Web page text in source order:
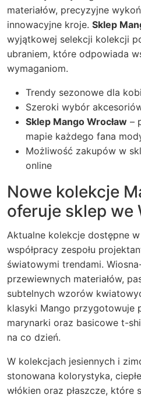
materiałów, precyzyjne
innowacyjne kroje. Sklep
wyjątkowej selekcji kolekcji
ubraniem, które odpowiada
wymaganiom.
Trendy sezonowe dla
Szeroki wybór
Sklep Mango Wrocław –
mapie każdego fana
Możliwość zakupów w
online
Nowe kolekcje
oferuje sklep we
Aktualne kolekcje dostępne w
współpracy zespołu
światowymi trendami.
przewiewnych materiałów,
subtelnych wzorów
klasyki Mango przygotowuje
marynarki oraz basicowe t-
na co dzień.
W kolekcjach jesiennych i
stonowana kolorystyka,
włókien oraz płaszcze, które